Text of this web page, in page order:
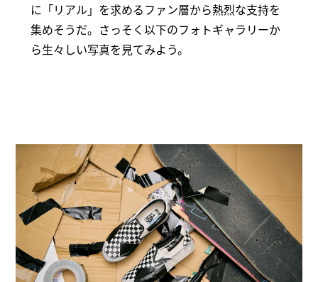
に「リアル」を求めるファン層から熱烈な支持を
集めそうだ。さっそく以下のフォトギャラリーか
ら生々しい写真を見てみよう。